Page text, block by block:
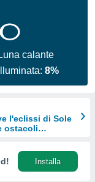
Luna calante
Illuminata:8%
l'eclissi di Sole
ostacoli
Installa